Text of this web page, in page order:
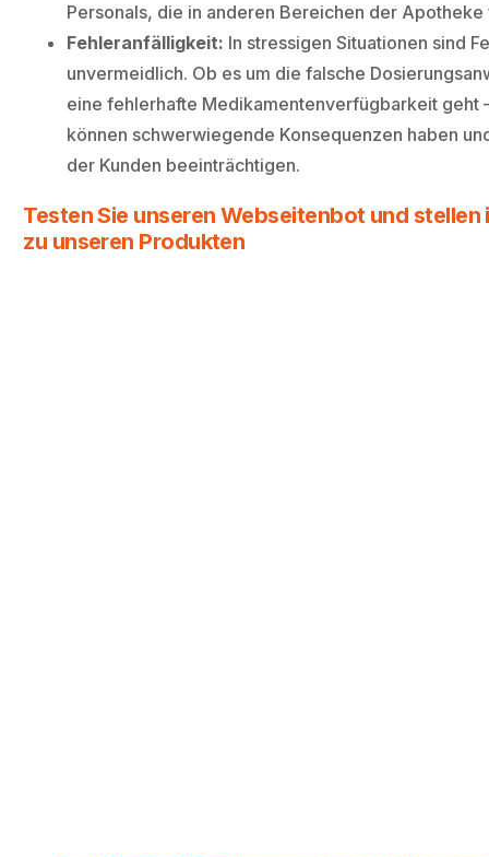
Personals, die in anderen Bereichen der Apotheke
Fehleranfälligkeit: In stressigen Situationen sind
unvermeidlich. Ob es um die falsche
eine fehlerhafte Medikamentenverfügbarkeit geht
können schwerwiegende Konsequenzen haben
der Kunden beeinträchtigen.
Testen Sie unseren Webseitenbot und stellen
zu unseren Produkten